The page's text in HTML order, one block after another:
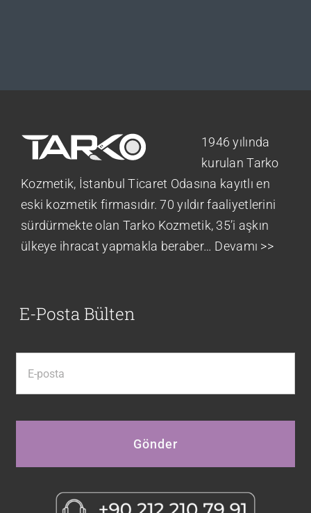
1946 yılında
kurulan Tarko
Kozmetik, İstanbul Ticaret Odasına kayıtlı en
eski kozmetik firmasıdır. 70 yıldır faaliyetlerini
sürdürmekte olan Tarko Kozmetik, 35’i aşkın
ülkeye ihracat yapmakla beraber… Devamı >>
E-Posta Bülten
Gönder